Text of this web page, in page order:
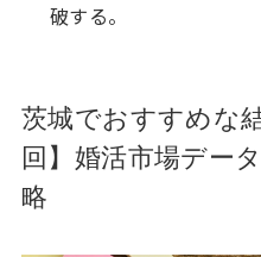
破する。
茨城でおすすめな
回】婚活市場デー
略